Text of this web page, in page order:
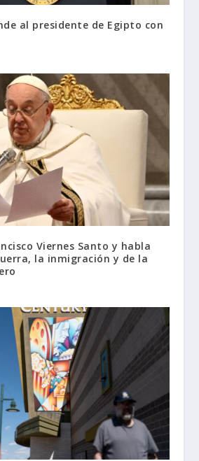
al presidente de Egipto con
Viernes Santo y habla
la inmigración y de la